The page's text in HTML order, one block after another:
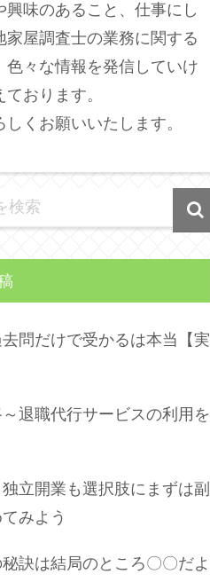
興味のあること、仕事にし
家屋調査士の業務に関する
色々な情報を発信していけ
おります。
しくお願いいたします。
問だけで受かるは本当【実
退職代行サービスの利用を
立開業も選択肢にまずは副
みよう
訣は結局のところ〇〇だよ